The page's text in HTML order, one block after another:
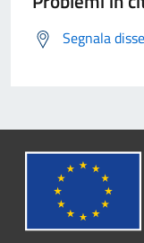
Segnala